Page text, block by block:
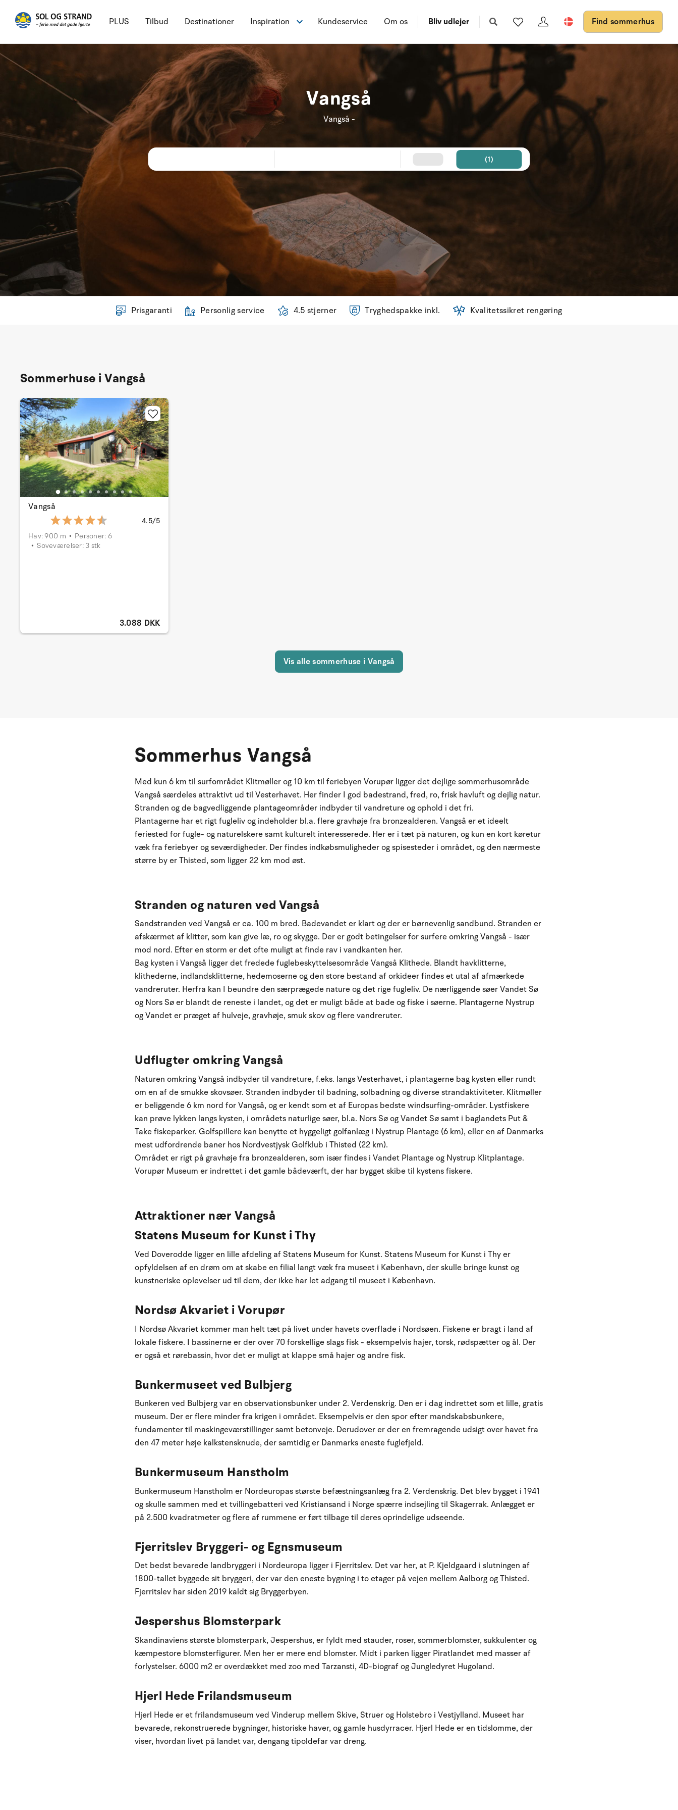
PLUS Tilbud Destinationer Inspiration Kundeservice Om os Bliv udlejer Find sommerhus
(1)
Vangså
Vangså -
Prisgaranti Personlig service 4.5 stjerner Tryghedspakke inkl. Kvalitetssikret rengøring
Sommerhuse i Vangså
Vangså
4.5/5
Hav: 900 m
Personer: 6
Soveværelser: 3 stk
3.088 DKK
Vis alle sommerhuse i Vangså
Sommerhus Vangså
Med kun 6 km til surfområdet Klitmøller og 10 km til feriebyen Vorupør ligger det dejlige sommerhusområde
Vangså særdeles attraktivt ud til Vesterhavet. Her finder I god badestrand, fred, ro, frisk havluft og dejlig natur.
Stranden og de bagvedliggende plantageområder indbyder til vandreture og ophold i det fri.
Plantagerne har et rigt fugleliv og indeholder bl.a. flere gravhøje fra bronzealderen. Vangså er et ideelt
feriested for fugle- og naturelskere samt kulturelt interesserede. Her er i tæt på naturen, og kun en kort køretur
væk fra feriebyer og seværdigheder. Der findes indkøbsmuligheder og spisesteder i området, og den nærmeste
større by er Thisted, som ligger 22 km mod øst.
Stranden og naturen ved Vangså
Sandstranden ved Vangså er ca. 100 m bred. Badevandet er klart og der er børnevenlig sandbund. Stranden er
afskærmet af klitter, som kan give læ, ro og skygge. Der er godt betingelser for surfere omkring Vangså - især
mod nord. Efter en storm er det ofte muligt at finde rav i vandkanten her.
Bag kysten i Vangså ligger det fredede fuglebeskyttelsesområde Vangså Klithede. Blandt havklitterne,
klithederne, indlandsklitterne, hedemoserne og den store bestand af orkideer findes et utal af afmærkede
vandreruter. Herfra kan I beundre den særprægede nature og det rige fugleliv. De nærliggende søer Vandet Sø
og Nors Sø er blandt de reneste i landet, og det er muligt både at bade og fiske i søerne. Plantagerne Nystrup
og Vandet er præget af hulveje, gravhøje, smuk skov og flere vandreruter.
Udflugter omkring Vangså
Naturen omkring Vangså indbyder til vandreture, f.eks. langs Vesterhavet, i plantagerne bag kysten eller rundt
om en af de smukke skovsøer. Stranden indbyder til badning, solbadning og diverse strandaktiviteter. Klitmøller
er beliggende 6 km nord for Vangså, og er kendt som et af Europas bedste windsurfing-områder. Lystfiskere
kan prøve lykken langs kysten, i områdets naturlige søer, bl.a. Nors Sø og Vandet Sø samt i baglandets Put &
Take fiskeparker. Golfspillere kan benytte et hyggeligt golfanlæg i Nystrup Plantage (6 km), eller en af Danmarks
mest udfordrende baner hos Nordvestjysk Golfklub i Thisted (22 km).
Området er rigt på gravhøje fra bronzealderen, som især findes i Vandet Plantage og Nystrup Klitplantage.
Vorupør Museum er indrettet i det gamle bådeværft, der har bygget skibe til kystens fiskere.
Attraktioner nær Vangså
Statens Museum for Kunst i Thy
Ved Doverodde ligger en lille afdeling af Statens Museum for Kunst. Statens Museum for Kunst i Thy er
opfyldelsen af en drøm om at skabe en filial langt væk fra museet i København, der skulle bringe kunst og
kunstneriske oplevelser ud til dem, der ikke har let adgang til museet i København.
Nordsø Akvariet i Vorupør
I Nordsø Akvariet kommer man helt tæt på livet under havets overflade i Nordsøen. Fiskene er bragt i land af
lokale fiskere. I bassinerne er der over 70 forskellige slags fisk - eksempelvis hajer, torsk, rødspætter og ål. Der
er også et rørebassin, hvor det er muligt at klappe små hajer og andre fisk.
Bunkermuseet ved Bulbjerg
Bunkeren ved Bulbjerg var en observationsbunker under 2. Verdenskrig. Den er i dag indrettet som et lille, gratis
museum. Der er flere minder fra krigen i området. Eksempelvis er den spor efter mandskabsbunkere,
fundamenter til maskingeværstillinger samt betonveje. Derudover er der en fremragende udsigt over havet fra
den 47 meter høje kalkstensknude, der samtidig er Danmarks eneste fuglefjeld.
Bunkermuseum Hanstholm
Bunkermuseum Hanstholm er Nordeuropas største befæstningsanlæg fra 2. Verdenskrig. Det blev bygget i 1941
og skulle sammen med et tvillingebatteri ved Kristiansand i Norge spærre indsejling til Skagerrak. Anlægget er
på 2.500 kvadratmeter og flere af rummene er ført tilbage til deres oprindelige udseende.
Fjerritslev Bryggeri- og Egnsmuseum
Det bedst bevarede landbryggeri i Nordeuropa ligger i Fjerritslev. Det var her, at P. Kjeldgaard i slutningen af
1800-tallet byggede sit bryggeri, der var den eneste bygning i to etager på vejen mellem Aalborg og Thisted.
Fjerritslev har siden 2019 kaldt sig Bryggerbyen.
Jespershus Blomsterpark
Skandinaviens største blomsterpark, Jespershus, er fyldt med stauder, roser, sommerblomster, sukkulenter og
kæmpestore blomsterfigurer. Men her er mere end blomster. Midt i parken ligger Piratlandet med masser af
forlystelser. 6000 m2 er overdækket med zoo med Tarzansti, 4D-biograf og Jungledyret Hugoland.
Hjerl Hede Frilandsmuseum
Hjerl Hede er et frilandsmuseum ved Vinderup mellem Skive, Struer og Holstebro i Vestjylland. Museet har
bevarede, rekonstruerede bygninger, historiske haver, og gamle husdyrracer. Hjerl Hede er en tidslomme, der
viser, hvordan livet på landet var, dengang tipoldefar var dreng.